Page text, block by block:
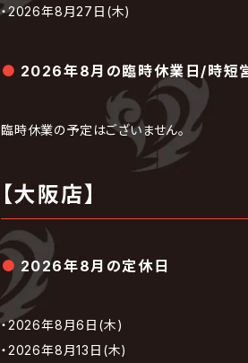
・2026年8月27日(木)
2026年8月の臨時休業日/時短
臨時休業の予定はございません。
【大阪店】
2026年8月の定休日
・2026年8月6日(木)
・2026年8月13日(木)